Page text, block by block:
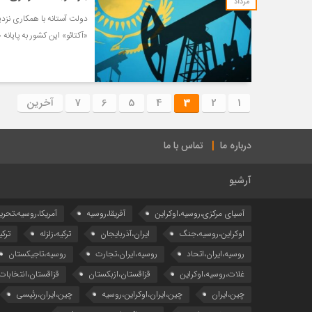
«آکتائو» این کشور به
1
2
3
4
5
6
7 آخرین
درباره ما تماس با ما
آرشیو
آسیای مرکزی،روسیه،اوکراین آفریقا،روسیه
اوکراین،روسیه،جنگ
ایران،آذربایجان ترکیه،زلزله
روسیه،ایران،اتحاد
روسیه،ایران،تجارت روسیه،تاجیکستان
غلات،روسیه،اوکراین
قزاقستان،ازبکستان
چین،ایران
چین،ایران،اوکراین،روسیه چین،ایران،رئیسی